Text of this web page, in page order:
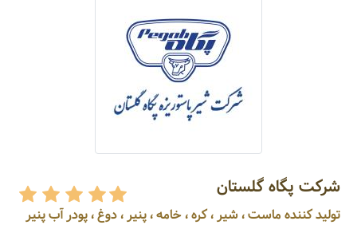
شرکت پگاه گلستان
تولید کننده ماست ، شیر ، کره ، خامه ، پنیر ، دوغ ، پودر آب پنیر